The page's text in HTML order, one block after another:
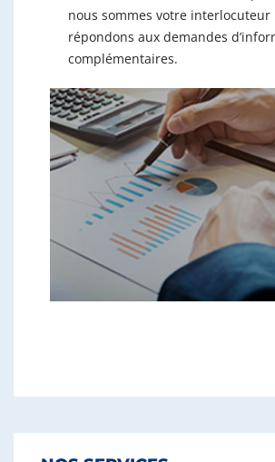
nous sommes votre
répondons aux demandes
complémentaires.